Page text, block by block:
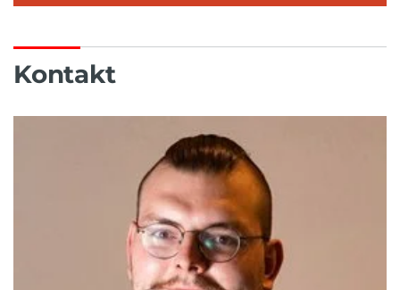
Kontakt